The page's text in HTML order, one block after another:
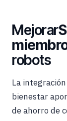
Mejorar
robots
La
bienestar
de ahorro de